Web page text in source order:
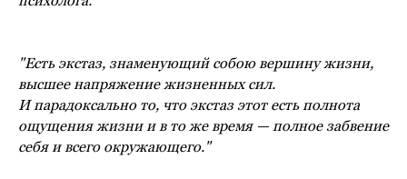
"Есть экстаз, знаменующий собою вершину жизни,
высшее напряжение жизненных сил.
И парадоксально то, что экстаз этот есть полнота
ощущения жизни и в то же время — полное забвение
себя и всего окружающего."